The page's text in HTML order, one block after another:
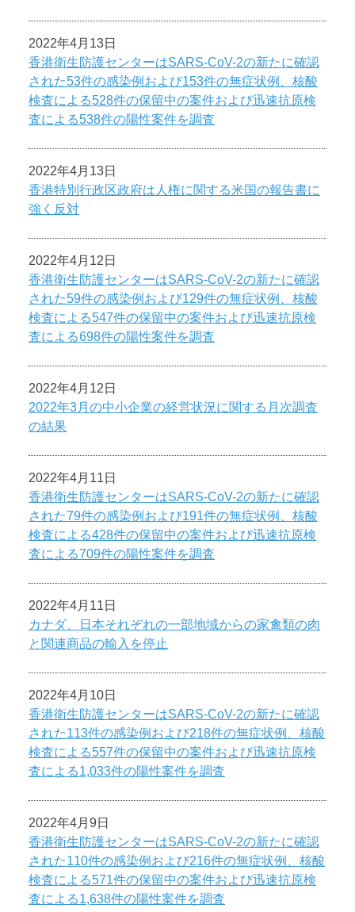
2022年4月13日
香港衛生防護センターはSARS-CoV-2の新たに確認
された53件の感染例および153件の無症状例、核酸
検査による528件の保留中の案件および迅速抗原検
査による538件の陽性案件を調査
2022年4月13日
香港特別行政区政府は人権に関する米国の報告書に
強く反対
2022年4月12日
香港衛生防護センターはSARS-CoV-2の新たに確認
された59件の感染例および129件の無症状例、核酸
検査による547件の保留中の案件および迅速抗原検
査による698件の陽性案件を調査
2022年4月12日
2022年3月の中小企業の経営状況に関する月次調査
の結果
2022年4月11日
香港衛生防護センターはSARS-CoV-2の新たに確認
された79件の感染例および191件の無症状例、核酸
検査による428件の保留中の案件および迅速抗原検
査による709件の陽性案件を調査
2022年4月11日
カナダ、日本それぞれの一部地域からの家禽類の肉
と関連商品の輸入を停止
2022年4月10日
香港衛生防護センターはSARS-CoV-2の新たに確認
された113件の感染例および218件の無症状例、核酸
検査による557件の保留中の案件および迅速抗原検
査による1,033件の陽性案件を調査
2022年4月9日
香港衛生防護センターはSARS-CoV-2の新たに確認
された110件の感染例および216件の無症状例、核酸
検査による571件の保留中の案件および迅速抗原検
査による1,638件の陽性案件を調査